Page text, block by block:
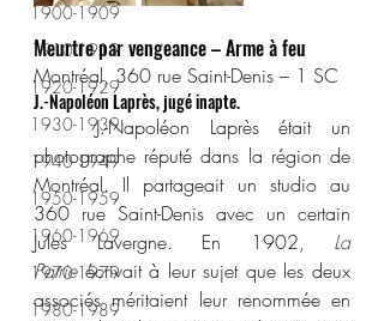
1900-1909
1910-1919
1920-1929
1930-1939
1940-1949
1950-1959
1960-1969
1970-1979
1980-1989
Meurtre par vengeance – Arme à feu
Montréal, 360 rue Saint-Denis – 1 SC
J.-Napoléon Laprès, jugé inapte.
	J.-Napoléon Laprès était un
photographe réputé dans la région de
Montréal. Il partageait un studio au
360 rue Saint-Denis avec un certain
Jules Lavergne. En 1902, La
Patrie écrivait à leur sujet que les deux
associés méritaient leur renommée en